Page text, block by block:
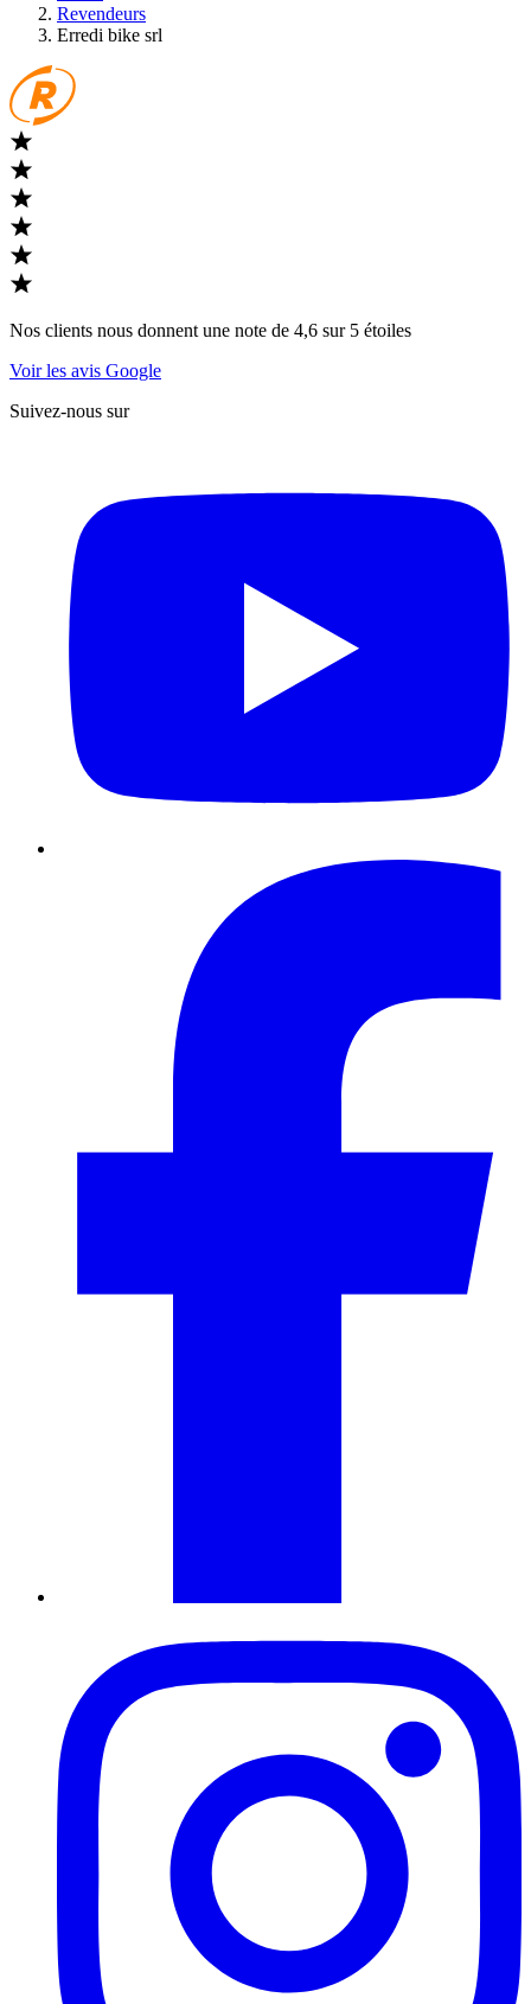
Revendeurs
Erredi bike srl
Nos clients nous donnent une note de 4,6 sur 5 étoiles
Voir les avis Google
Suivez-nous sur